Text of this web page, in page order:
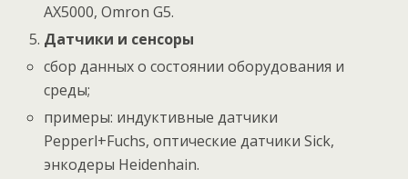
AX5000, Omron G5.
Датчики и сенсоры
сбор данных о состоянии оборудования и
среды;
примеры: индуктивные датчики
Pepperl+Fuchs, оптические датчики Sick,
энкодеры Heidenhain.